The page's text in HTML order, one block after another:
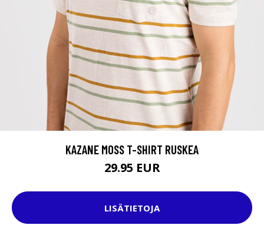
KAZANE MOSS T-SHIRT RUSKEA
29.95 EUR
LISÄTIETOJA